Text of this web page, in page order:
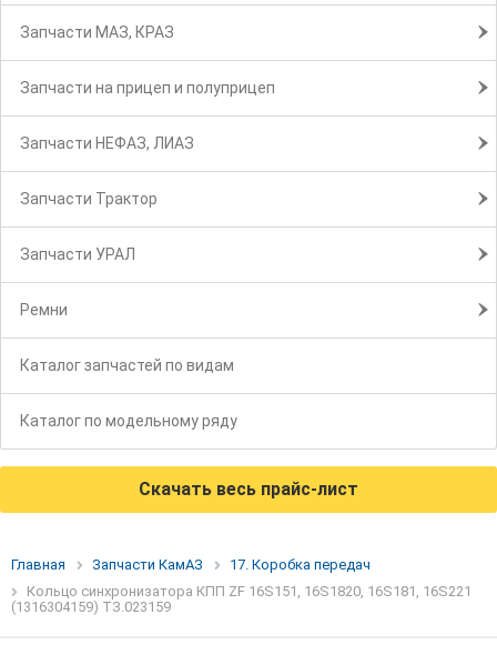
Запчасти МАЗ, КРАЗ
Запчасти на прицеп и полуприцеп
Запчасти НЕФАЗ, ЛИАЗ
Запчасти Трактор
Запчасти УРАЛ
Ремни
Каталог запчастей по видам
Каталог по модельному ряду
Скачать весь прайс-лист
Главная Запчасти КамАЗ
17. Коробка передач
Кольцо синхронизатора КПП ZF 16S151, 16S1820, 16S181, 16S221
(1316304159) ТЗ.023159